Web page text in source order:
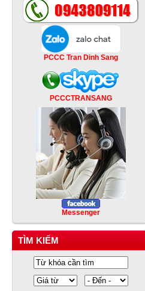
PCCC Tran Dinh Sang
PCCCTRANSANG
Messenger
TÌM KIẾM